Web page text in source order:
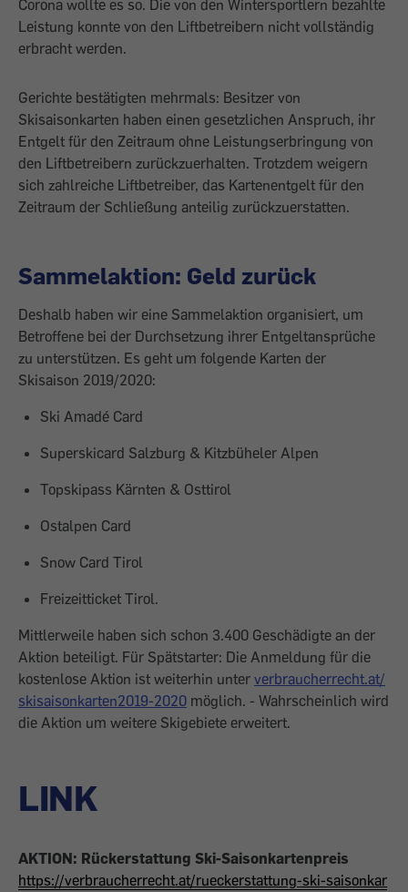
Corona wollte es so. Die von den Wintersportlern bezahlte
Leistung konnte von den Liftbetreibern nicht vollständig
erbracht werden.
Gerichte bestätigten mehrmals: Besitzer von
Skisaisonkarten haben einen gesetzlichen Anspruch, ihr
Entgelt für den Zeitraum ohne Leistungserbringung von
den Liftbetreibern zurückzuerhalten. Trotzdem weigern
sich zahlreiche Liftbetreiber, das Kartenentgelt für den
Zeitraum der Schließung anteilig zurückzuerstatten.
Sammelaktion: Geld zurück
Deshalb haben wir eine Sammelaktion organisiert, um
Betroffene bei der Durchsetzung ihrer Entgeltansprüche
zu unterstützen. Es geht um folgende Karten der
Skisaison 2019/2020:
Ski Amadé Card
Superskicard Salzburg & Kitzbüheler Alpen
Topskipass Kärnten & Osttirol
Ostalpen Card
Snow Card Tirol
Freizeitticket Tirol.
Mittlerweile haben sich schon 3.400 Geschädigte an der
Aktion beteiligt. Für Spätstarter: Die Anmeldung für die
kostenlose Aktion ist weiterhin unter verbraucherrecht.at/
skisaisonkarten2019-2020 möglich. - Wahrscheinlich wird
die Aktion um weitere Skigebiete erweitert.
LINK
AKTION: Rückerstattung Ski-Saisonkartenpreis
https://verbraucherrecht.at/rueckerstattung-ski-saisonkar